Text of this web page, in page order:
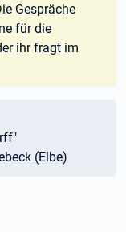
Gespräche
für die
ihr fragt im
(Elbe)